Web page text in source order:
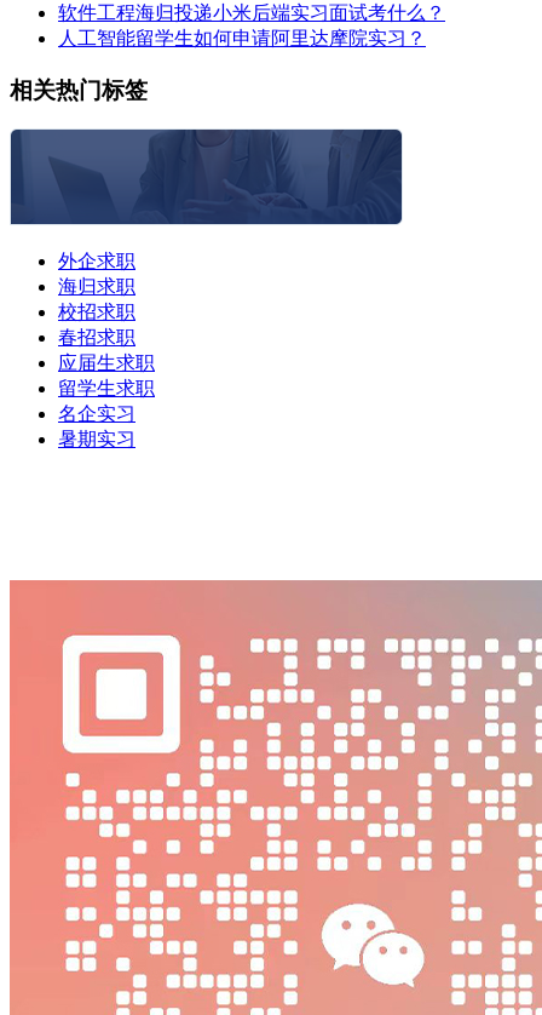
软件工程海归投递小米后端实习面试考什么？
人工智能留学生如何申请阿里达摩院实习？
相关热门标签
外企求职
海归求职
校招求职
春招求职
应届生求职
留学生求职
名企实习
暑期实习